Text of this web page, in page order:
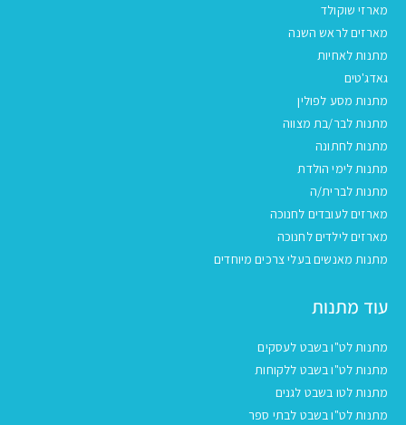
מארזי שוקולד
מארזים לראש השנה
מתנות לאחיות
גאדג'טים
מתנות מסע לפולין
מתנות לבר/בת מצווה
מתנות לחתונה
מתנות לימי הולדת
מתנות לברית/ה
מארזים לעובדים לחנוכה
מארזים לילדים לחנוכה
מתנות מאנשים בעלי צרכים מיוחדים
עוד מתנות
מתנות לט"ו בשבט לעסקים
מתנות לט"ו בשבט ללקוחות
מתנות לטו בשבט לגנים
מתנות לט"ו בשבט לבתי ספר